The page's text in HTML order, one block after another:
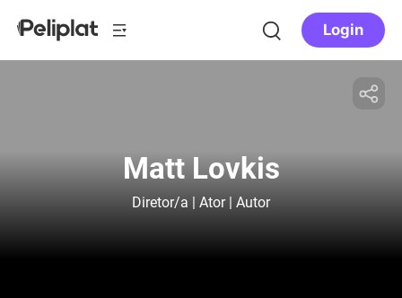
Login
Matt Lovkis
Diretor/a | Ator | Autor